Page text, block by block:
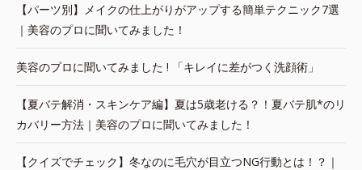
【パーツ別】メイクの仕上がりがアップする簡単テクニック7選
｜美容のプロに聞いてみました！
美容のプロに聞いてみました ! 「キレイに差がつく洗顔術」
【夏バテ解消・スキンケア編】夏は5歳老ける？！夏バテ肌*のリ
カバリー方法｜美容のプロに聞いてみました！
【クイズでチェック】冬なのに毛穴が目立つNG行動とは！？｜